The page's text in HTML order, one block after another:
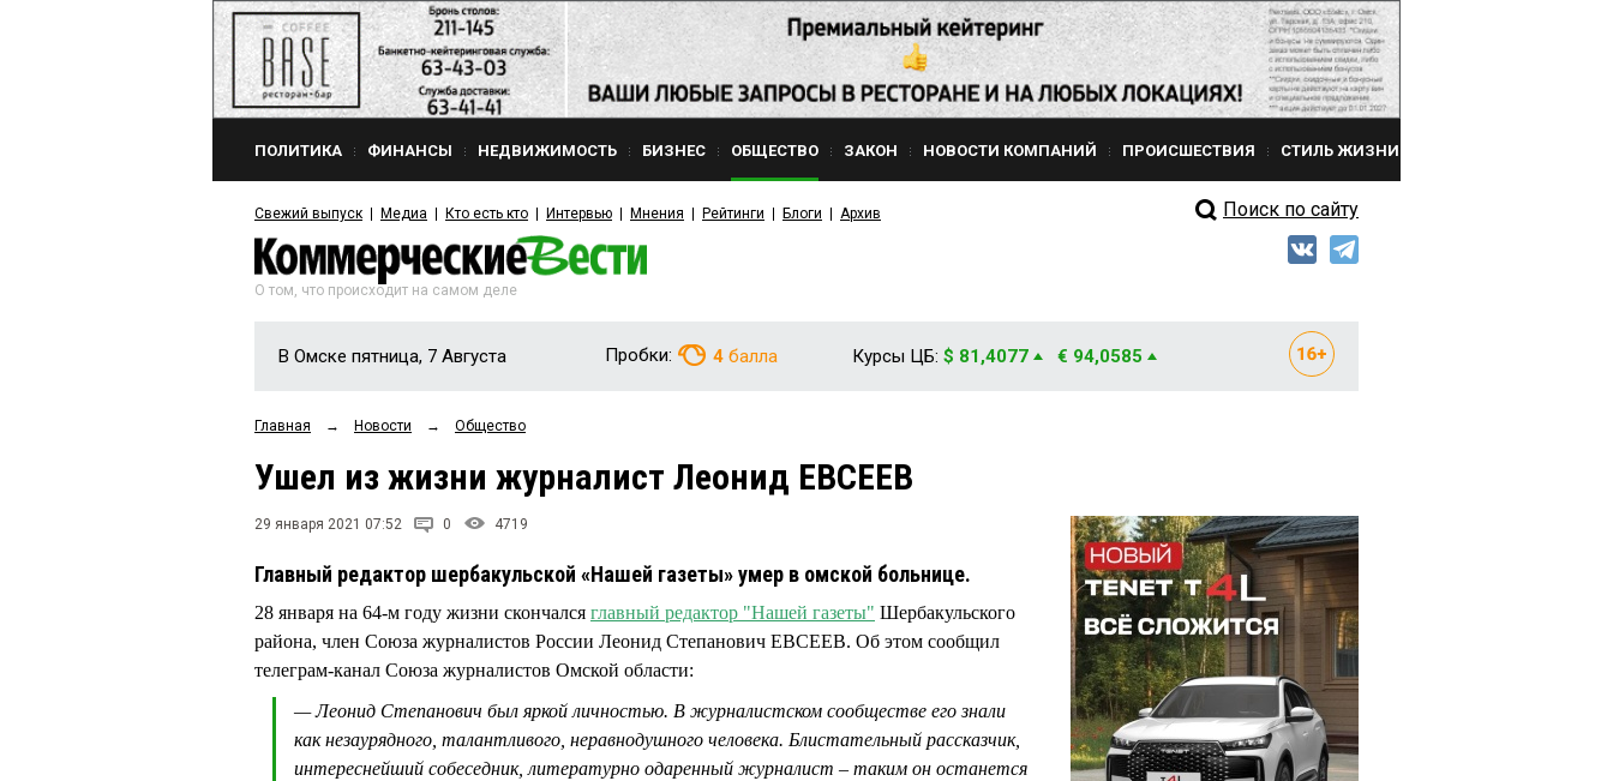
ПОЛИТИКА ФИНАНСЫ НЕДВИЖИМОСТЬ БИЗНЕС ОБЩЕСТВО ЗАКОН НОВОСТИ КОМПАНИЙ ПРОИСШЕСТВИЯ СТИЛЬ ЖИЗНИ
Свежий выпуск Медиа Кто есть кто Интервью Мнения Рейтинги Блоги Архив Поиск по сайту
О том, что происходит на самом деле
В Омске пятница, 7 Августа Пробки: 4 балла Курсы ЦБ: $ 81,4077 € 94,0585
Главная → Новости → Общество
Ушел из жизни журналист Леонид ЕВСЕЕВ
29 января 2021 07:52 0 4719
Главный редактор шербакульской «Нашей газеты» умер в омской больнице.
28 января на 64-м году жизни скончался главный редактор "Нашей газеты" Шербакульского
района, член Союза журналистов России Леонид Степанович ЕВСЕЕВ. Об этом сообщил
телеграм-канал Союза журналистов Омской области:
— Леонид Степанович был яркой личностью. В журналистском сообществе его знали
как незаурядного, талантливого, неравнодушного человека. Блистательный рассказчик,
интереснейший собеседник, литературно одаренный журналист – таким он останется